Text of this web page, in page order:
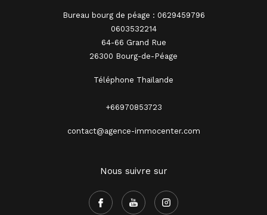
Bureau bourg de péage : 0629459796
0603532214
64-66 Grand Rue
26300 Bourg-de-Péage
Téléphone Thaïlande
+66970853723
contact@agence-immocenter.com
Nous suivre sur